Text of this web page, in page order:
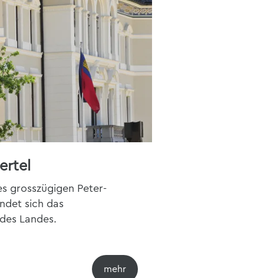
grosszügigen Peter-
sich das
Landes.